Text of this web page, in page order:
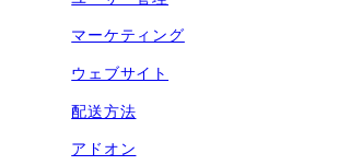
マーケティング
ウェブサイト
配送方法
アドオン